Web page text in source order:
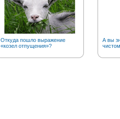
Откуда пошло выражение
«козел отпущения»?
А вы